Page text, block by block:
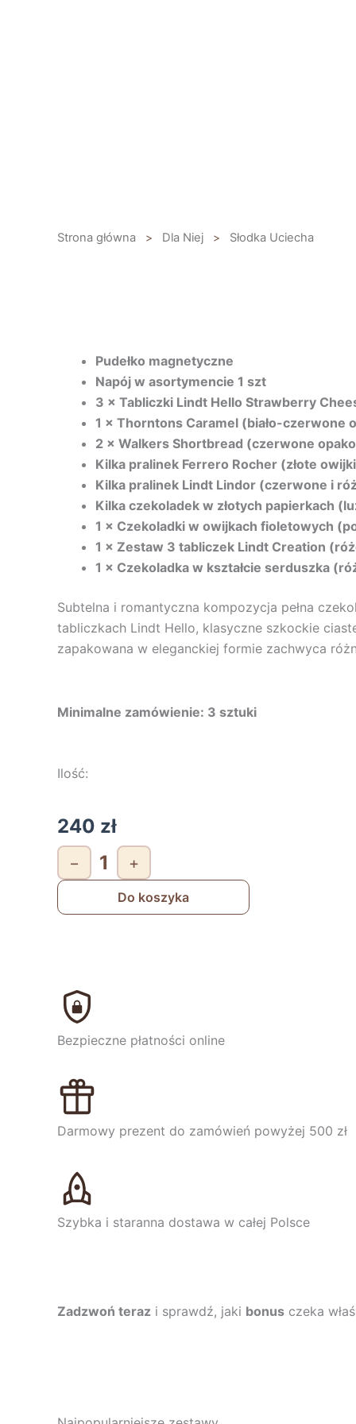
Strona główna > Dla Niej > Słodka Uciecha
Pudełko magnetyczne
Napój w asortymencie 1 szt
3 × Tabliczki Lindt Hello Strawberry
1 × Thorntons Caramel (biało-czerwone
2 × Walkers Shortbread (czerwone
Kilka pralinek Ferrero Rocher (złote
Kilka pralinek Lindt Lindor (czerwone i
Kilka czekoladek w złotych papierkach
1 × Czekoladki w owijkach fioletowych
1 × Zestaw 3 tabliczek Lindt Creation
1 × Czekoladka w kształcie serduszka
Subtelna i romantyczna kompozycja pełna
tabliczkach Lindt Hello, klasyczne szkockie
zapakowana w eleganckiej formie zachwyca
Minimalne zamówienie: 3 sztuki
Ilość:
240 zł
−
ilość
Słodka
Uciecha
+
Do koszyka
Bezpieczne płatności online
Darmowy prezent do zamówień powyżej 500 zł
Szybka i staranna dostawa w całej Polsce
Zadzwoń teraz i sprawdź, jaki bonus czeka